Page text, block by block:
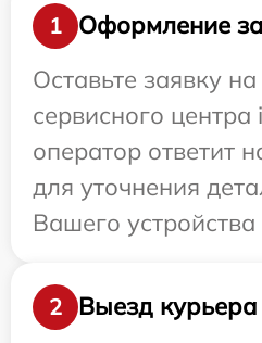
1
Оформление
Оставьте заявку на
сервисного
оператор ответит
для уточнения
Вашего устройства
2
Выезд